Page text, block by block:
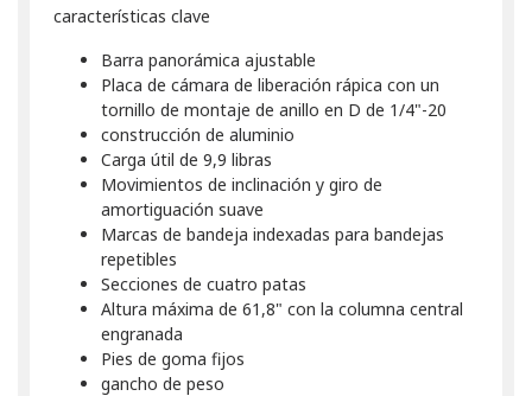
características clave
Barra panorámica ajustable
Placa de cámara de liberación rápica con un
tornillo de montaje de anillo en D de 1/4"-20
construcción de aluminio
Carga útil de 9,9 libras
Movimientos de inclinación y giro de
amortiguación suave
Marcas de bandeja indexadas para bandejas
repetibles
Secciones de cuatro patas
Altura máxima de 61,8" con la columna central
engranada
Pies de goma fijos
gancho de peso